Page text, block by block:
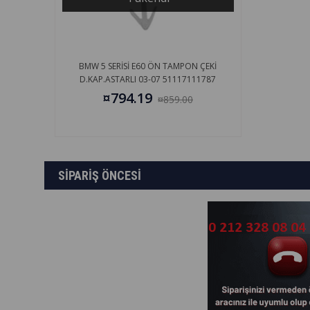
BMW 5 SERİSİ E60 ÖN TAMPON ÇEKİ
D.KAP.ASTARLI 03-07 51117111787
¤794.19 ¤859.00
SİPARİŞ ÖNCESİ